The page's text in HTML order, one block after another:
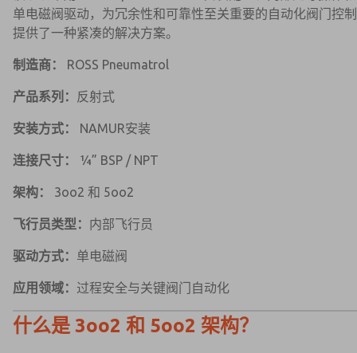
单电磁阀驱动，为冗余性和可靠性至关重要的自动化阀门控制
提供了一种紧凑的解决方案。
制造商： ROSS Pneumatrol
产品系列： 反射式
安装方式： NAMUR安装
连接尺寸： ¼” BSP / NPT
架构： 3oo2 和 5oo2
飞行员类型： 内部飞行员
驱动方式： 单电磁阀
应用领域： 过程安全与关键阀门自动化
什么是 3oo2 和 5oo2 架构？